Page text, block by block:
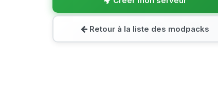
Retour à la liste des modpacks